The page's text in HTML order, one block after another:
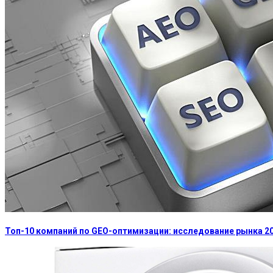
Топ-10 компаний по GEO-оптимизации: исследование рынка